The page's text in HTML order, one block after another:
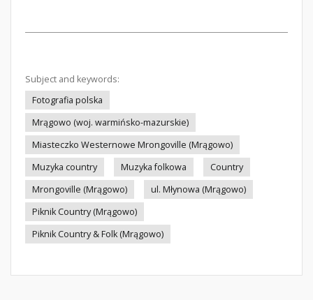
Subject and keywords:
Fotografia polska
Mrągowo (woj. warmińsko-mazurskie)
Miasteczko Westernowe Mrongoville (Mrągowo)
Muzyka country
Muzyka folkowa
Country
Mrongoville (Mrągowo)
ul. Młynowa (Mrągowo)
Piknik Country (Mrągowo)
Piknik Country & Folk (Mrągowo)